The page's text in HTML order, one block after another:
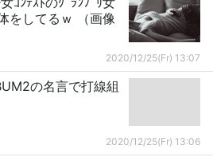
をしてるｗ （画像
2020/12/25(Fr) 13:07
の名言で打線組
2020/12/25(Fr) 13:06